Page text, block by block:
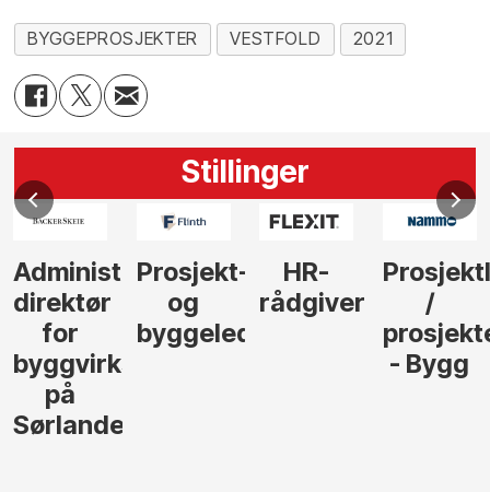
BYGGEPROSJEKTER VESTFOLD 2021
Stillinger
Administrerende
direktør
for
byggvirksomhet
på
Sørlandet
Prosjekt-
og
byggeleder
HR-
rådgiver
/
- Bygg